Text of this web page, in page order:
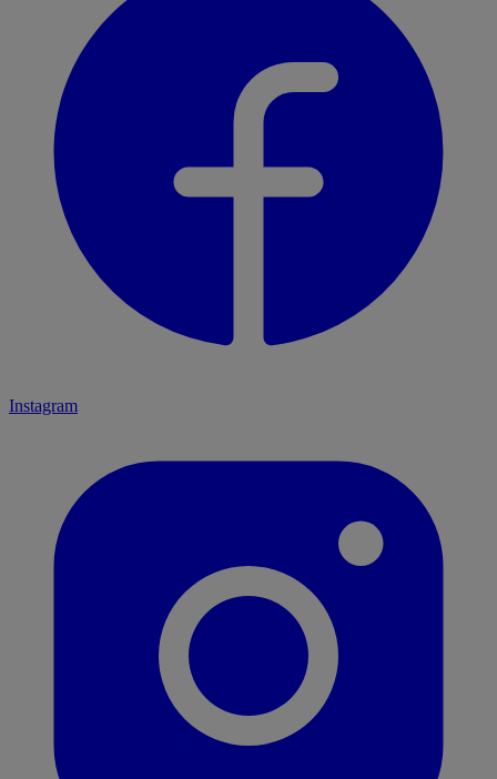
Instagram